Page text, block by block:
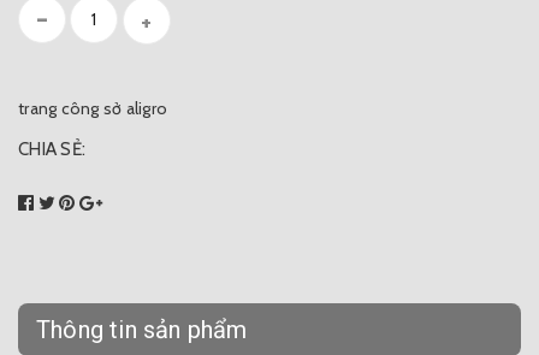
- +
trang công sở aligro
CHIA SẺ:
Thông tin sản phẩm